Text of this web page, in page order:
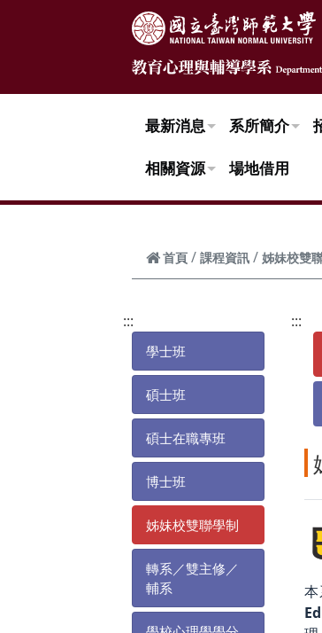
最新消息 系所簡介
相關資源 場地借用
首頁 課程資訊 姊妹校雙
:::
學士班
碩士班
碩士在職專班
博士班
姊妹校雙聯學制
轉系／雙主修／
輔系
:::